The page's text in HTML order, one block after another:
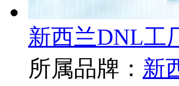
新西兰DNL工
所属品牌： 新